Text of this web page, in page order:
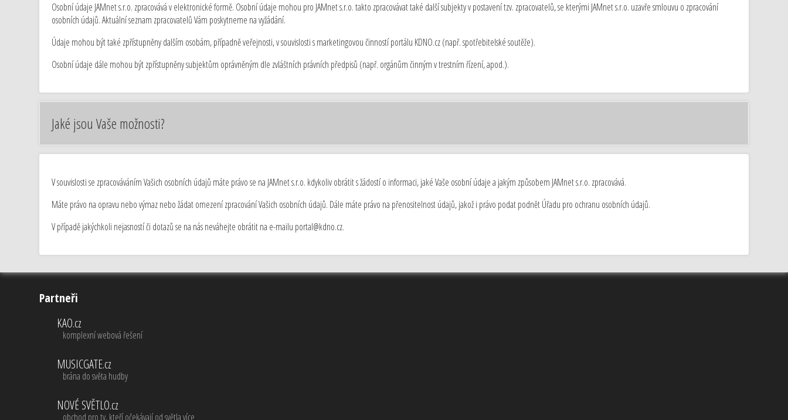
Osobní údaje JAMnet s.r.o. zpracovává v elektronické formě. Osobní údaje mohou pro JAMnet s.r.o. takto zpracovávat také další subjekty v postavení tzv. zpracovatelů, se kterými JAMnet s.r.o. uzavře smlouvu o zpracování
osobních údajů. Aktuální seznam zpracovatelů Vám poskytneme na vyžádání.
Údaje mohou být také zpřístupněny dalším osobám, případně veřejnosti, v souvislosti s marketingovou činností portálu KDNO.cz (např. spotřebitelské soutěže).
Osobní údaje dále mohou být zpřístupněny subjektům oprávněným dle zvláštních právních předpisů (např. orgánům činným v trestním řízení, apod.).
Jaké jsou Vaše možnosti?
V souvislosti se zpracováváním Vašich osobních údajů máte právo se na JAMnet s.r.o. kdykoliv obrátit s žádostí o informaci, jaké Vaše osobní údaje a jakým způsobem JAMnet s.r.o. zpracovává.
Máte právo na opravu nebo výmaz nebo žádat omezení zpracování Vašich osobních údajů. Dále máte právo na přenositelnost údajů, jakož i právo podat podnět Úřadu pro ochranu osobních údajů.
V případě jakýchkoli nejasností či dotazů se na nás neváhejte obrátit na e-mailu portal@kdno.cz.
Partneři
KAO.cz
komplexní webová řešení
MUSICGATE.cz
brána do světa hudby
NOVÉ SVĚTLO.cz
obchod pro ty, kteří očekávají od světla více